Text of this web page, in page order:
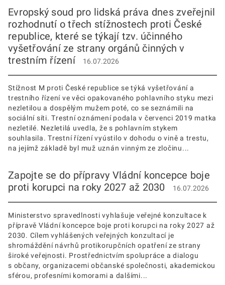
Evropský soud pro lidská práva dnes zveřejnil
rozhodnutí o třech stížnostech proti České
republice, které se týkají tzv. účinného
vyšetřování ze strany orgánů činných v
trestním řízení
16.07.2026
Stížnost M proti České republice se týká vyšetřování a
trestního řízení ve věci opakovaného pohlavního styku mezi
nezletilou a dospělým mužem poté, co se seznámili na
sociální síti. Trestní oznámení podala v červenci 2019 matka
nezletilé. Nezletilá uvedla, že s pohlavním stykem
souhlasila. Trestní řízení vyústilo v dohodu o vině a trestu,
na jejímž základě byl muž uznán vinným ze zločinu...
Zapojte se do přípravy Vládní koncepce boje
proti korupci na roky 2027 až 2030
16.07.2026
Ministerstvo spravedlnosti vyhlašuje veřejné konzultace k
přípravě Vládní koncepce boje proti korupci na roky 2027 až
2030. Cílem vyhlášených veřejných konzultací je
shromáždění návrhů protikorupčních opatření ze strany
široké veřejnosti. Prostřednictvím spolupráce a dialogu
s občany, organizacemi občanské společnosti, akademickou
sférou, profesními komorami a dalšími...